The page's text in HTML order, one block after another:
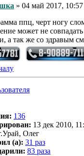
» 04 май 2017, 10:57
ппц, черт ногу
может не
а так же со здравым
136
13 дек 2010,
Олег
(а): 31 раз
83 раза